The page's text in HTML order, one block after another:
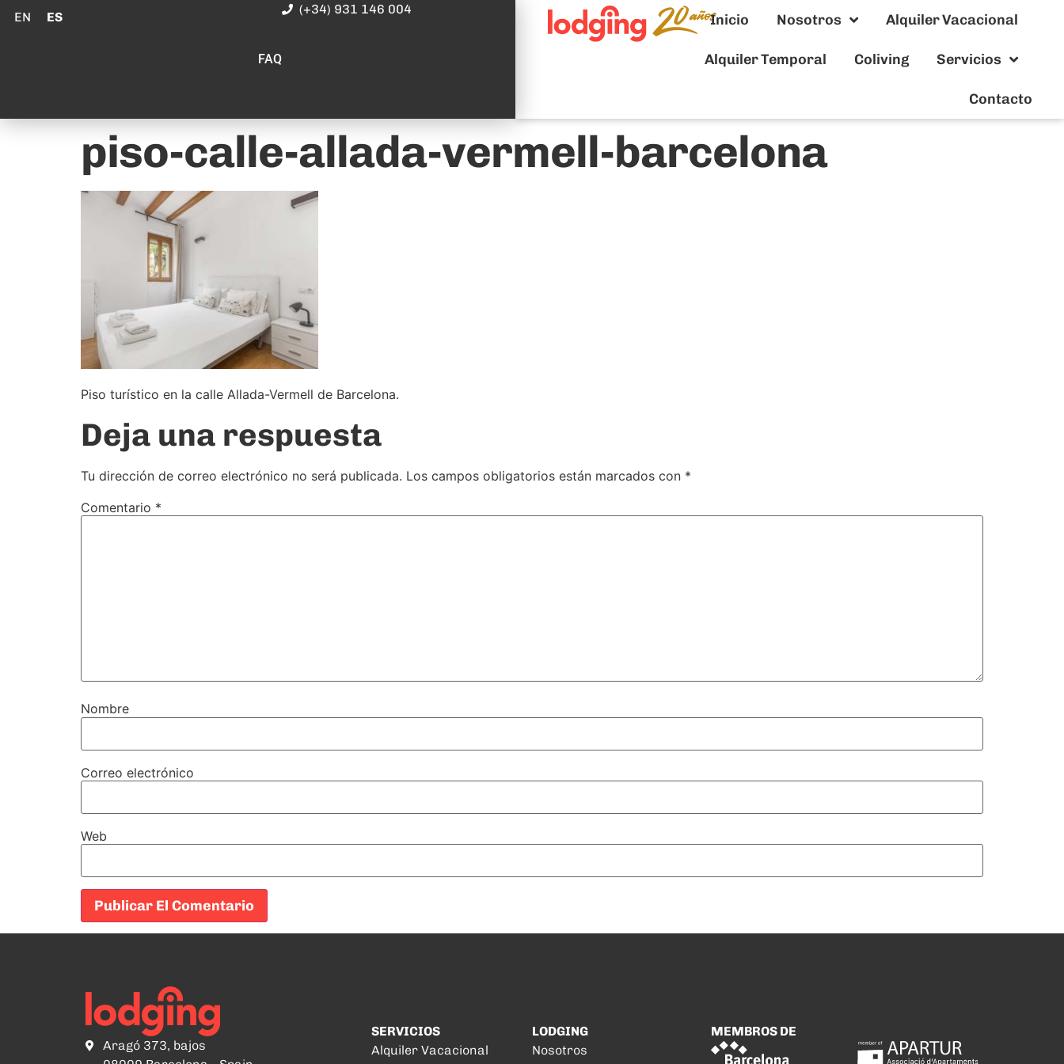
EN ES
FAQ
(+34) 931 146 004
Inicio Nosotros Alquiler Vacacional
Alquiler Temporal Coliving Servicios
Contacto
piso-calle-allada-vermell-barcelona
Piso turístico en la calle Allada-Vermell de Barcelona.
Deja una respuesta
Tu dirección de correo electrónico no será publicada. Los campos obligatorios están marcados con *
Comentario *
Nombre
Correo electrónico
Web
Aragó 373, bajos
SERVICIOS
Alquiler Vacacional
LODGING
Nosotros
MEMBROS DE